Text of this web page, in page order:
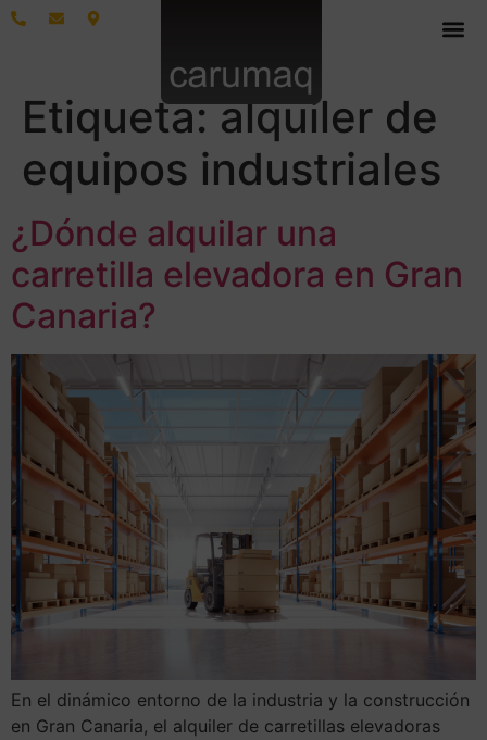
Etiqueta:alquiler de
equipos industriales
¿Dónde alquilar una
carretilla elevadora en Gran
Canaria?
En el dinámico entorno de la industria y la construcción
en Gran Canaria, el alquiler de carretillas elevadoras